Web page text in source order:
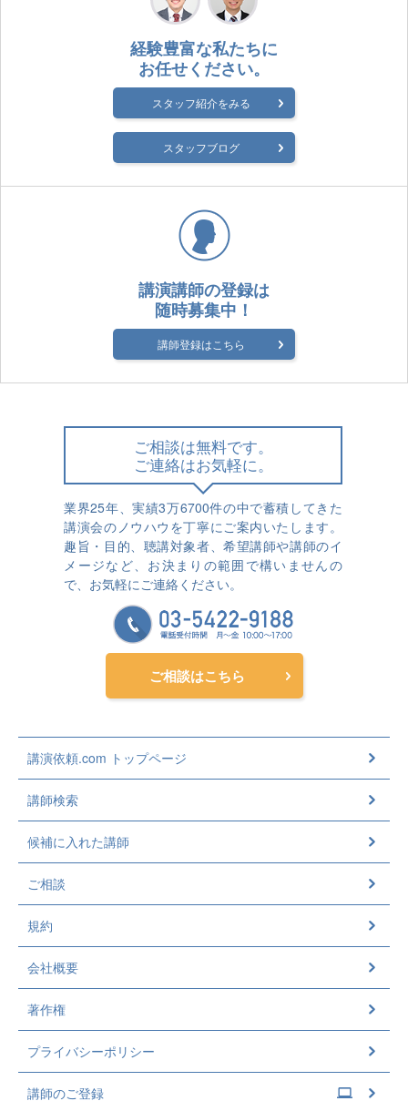
経験豊富な私たちに
お任せください。
スタッフ紹介をみる
スタッフブログ
講演講師の登録は
随時募集中！
講師登録はこちら
ご相談は無料です。
ご連絡はお気軽に。
業界25年、実績3万6700件の中で蓄積してきた
講演会のノウハウを丁寧にご案内いたします。
趣旨・目的、聴講対象者、希望講師や講師のイ
メージなど、お決まりの範囲で構いませんの
で、お気軽にご連絡ください。
ご相談はこちら
講演依頼.com トップページ
講師検索
候補に入れた講師
ご相談
規約
会社概要
著作権
プライバシーポリシー
講師のご登録